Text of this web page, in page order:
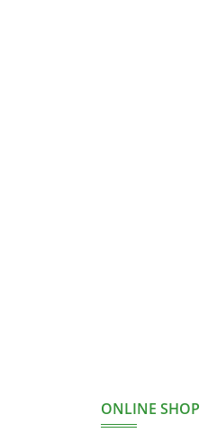
ONLINE SHOP